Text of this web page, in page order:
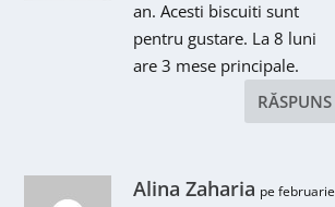
an. Acesti biscuiti sunt
pentru gustare. La 8 luni
are 3 mese principale.
RĂSPUNS
Alina Zaharia pe februarie